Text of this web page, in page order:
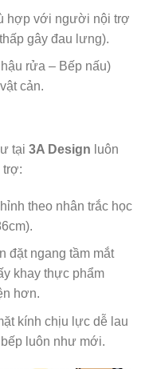
hợp với người nội trợ
gây đau lưng).
rửa – Bếp nấu)
cản.
tại 3A Design luôn
trợ:
theo nhân trắc học
đặt ngang tầm mắt
khay thực phẩm
hơn.
kính chịu lực dễ lau
luôn như mới.